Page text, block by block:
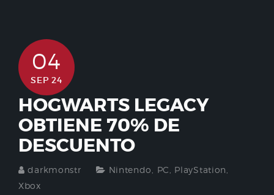
04
SEP 24
HOGWARTS LEGACY
OBTIENE 70% DE
DESCUENTO
darkmonstr Nintendo, PC, PlayStation,
Xbox